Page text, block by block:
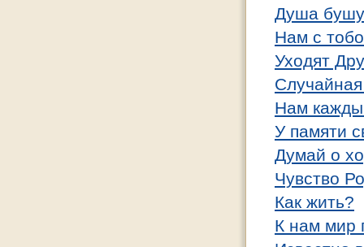
Душа
Нам с
Уходят
Нам
У памяти
Думай о
Чувство
Как жить?
К нам мир